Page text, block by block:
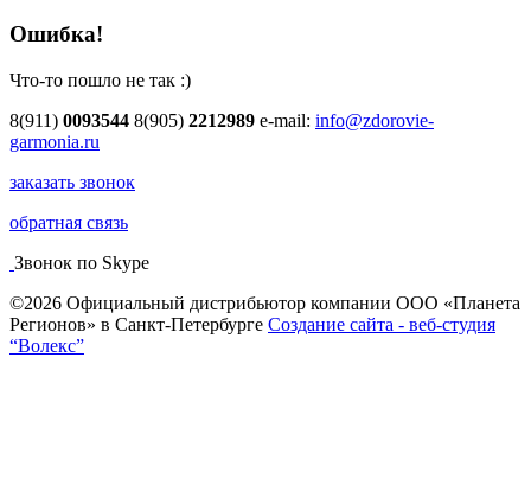
Ошибка!
Что-то пошло не так :)
8(911) 0093544 8(905) 2212989 e-mail: info@zdorovie-
garmonia.ru
заказать звонок
обратная связь
Звонок по Skype
©2026 Официальный дистрибьютор компании ООО «Планета
Регионов» в Санкт-Петербурге Создание сайта - веб-студия
“Волекс”